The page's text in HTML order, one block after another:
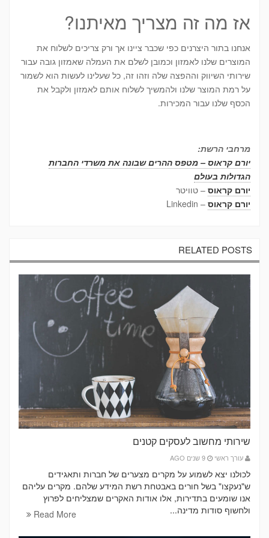
אז מה זה מצריך מאיתנו?
אנחנו בתור היצרנים כפי שכבר ציינו אך ורק צריכים לשלוח את
המוצרים שלנו לאמזון וכמובן לשלם את העמלה שאמזון גובה עבור
שירותי השיווק וההפצה שלה וזהו זה, כל שעלינו לעשות הוא לשמור
על רמת המוצר שלנו ולהמשיך לשלוח אותם לאמזון ולקבל את
הכסף שלנו עבור המכירות.
מרחבי הרשת:
יורם קראוס – מטפס ההרים שבונה את משרדי החברות
הגדולות בעולם
יורם קראוס – טוויטר
יורם קראוס – Linkedin
RELATED POSTS
שירותי מחשוב לעסקים קטנים
עורך ראשי
לכולנו יצא לשמוע על מקרים מצערים של חברות ותאגידים
ש"נעקצו" בשל חורים באבטחת רשת המידע שלהם. מקרים עליהם
אנו שומעים בתדירות, אלו אודות האקרים שמצליחים לפרוץ
ולחשוף סודות מדינה...
Read More